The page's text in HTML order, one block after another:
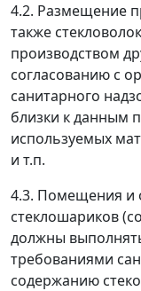
4.2. Размещение
также
производством
согласованию с
санитарного
близки к данным
используемых
и т.п.
4.3. Помещения и
стеклошариков
должны
требованиями
содержанию